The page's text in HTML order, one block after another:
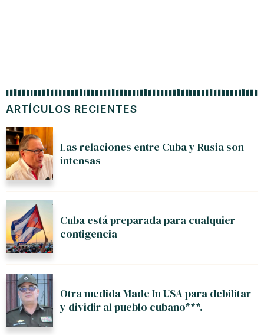
ARTÍCULOS RECIENTES
Las relaciones entre Cuba y Rusia son
intensas
Cuba está preparada para cualquier
contigencia
Otra medida Made In USA para debilitar
y dividir al pueblo cubano***.